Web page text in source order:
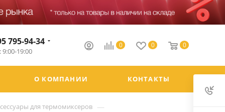
0 0 0
795-94-34
19:00
О КОМПАНИИ КОНТАКТЫ
для термомиксеров —